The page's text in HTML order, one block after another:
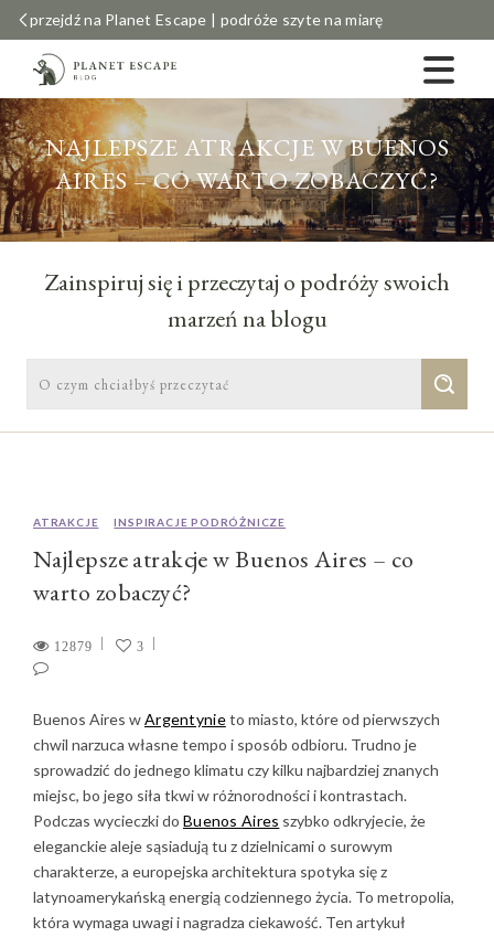
przejdź na Planet Escape | podróże szyte na miarę
NAJLEPSZE ATRAKCJE W BUENOS
AIRES – CO WARTO ZOBACZYĆ?
Zainspiruj się i przeczytaj o podróży swoich
marzeń na blogu
ATRAKCJE INSPIRACJE PODRÓŻNICZE
Najlepsze atrakcje w Buenos Aires – co
warto zobaczyć?
12879 3
Buenos Aires wArgentynieto miasto, które od pierwszych
chwil narzuca własne tempo i sposób odbioru. Trudno je
sprowadzić do jednego klimatu czy kilku najbardziej znanych
miejsc, bo jego siła tkwi w różnorodności i kontrastach.
Podczas wycieczki do Buenos Aires szybko odkryjecie, że
eleganckie aleje sąsiadują tu z dzielnicami o surowym
charakterze, a europejska architektura spotyka się z
latynoamerykańską energią codziennego życia. To metropolia,
która wymaga uwagi i nagradza ciekawość. Ten artykuł